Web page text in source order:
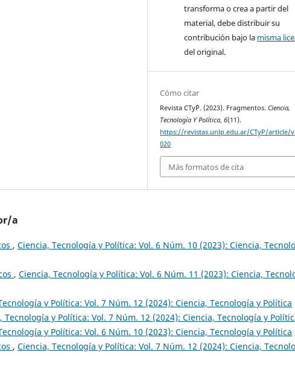
transforma o crea a partir del
material, debe distribuir su
contribución bajo la misma
del original.
Cómo citar
Revista CTy´P. (2023). Fragmentos.Ciencia,
Tecnología Y Política,6(11).
https://revistas.unlp.edu.ar/CTyP/article/
020
Más formatos de cita
a
, Ciencia, Tecnología y Política: Vol. 6 Núm. 10 (2023): Ciencia,
, Ciencia, Tecnología y Política: Vol. 6 Núm. 11 (2023): Ciencia,
y Política: Vol. 7 Núm. 12 (2024): Ciencia, Tecnología y Política
Tecnología y Política: Vol. 7 Núm. 12 (2024): Ciencia, Tecnología y
y Política: Vol. 6 Núm. 10 (2023): Ciencia, Tecnología y Política
, Ciencia, Tecnología y Política: Vol. 7 Núm. 12 (2024): Ciencia,